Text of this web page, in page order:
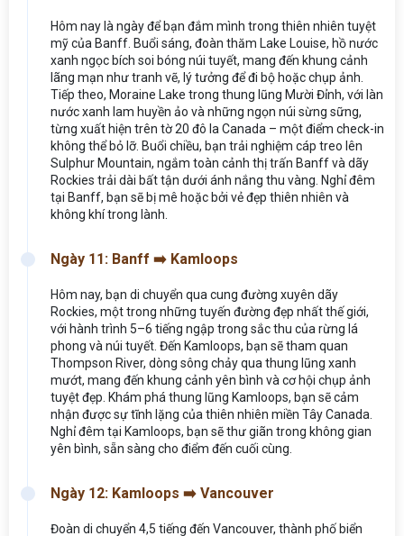
Hôm nay là ngày để bạn đắm mình trong thiên nhiên tuyệt
mỹ của Banff. Buổi sáng, đoàn thăm Lake Louise, hồ nước
xanh ngọc bích soi bóng núi tuyết, mang đến khung cảnh
lãng mạn như tranh vẽ, lý tưởng để đi bộ hoặc chụp ảnh.
Tiếp theo, Moraine Lake trong thung lũng Mười Đỉnh, với làn
nước xanh lam huyền ảo và những ngọn núi sừng sững,
từng xuất hiện trên tờ 20 đô la Canada – một điểm check-in
không thể bỏ lỡ. Buổi chiều, bạn trải nghiệm cáp treo lên
Sulphur Mountain, ngắm toàn cảnh thị trấn Banff và dãy
Rockies trải dài bất tận dưới ánh nắng thu vàng. Nghỉ đêm
tại Banff, bạn sẽ bị mê hoặc bởi vẻ đẹp thiên nhiên và
không khí trong lành.
Ngày 11: Banff ➡️ Kamloops
Hôm nay, bạn di chuyển qua cung đường xuyên dãy
Rockies, một trong những tuyến đường đẹp nhất thế giới,
với hành trình 5–6 tiếng ngập trong sắc thu của rừng lá
phong và núi tuyết. Đến Kamloops, bạn sẽ tham quan
Thompson River, dòng sông chảy qua thung lũng xanh
mướt, mang đến khung cảnh yên bình và cơ hội chụp ảnh
tuyệt đẹp. Khám phá thung lũng Kamloops, bạn sẽ cảm
nhận được sự tĩnh lặng của thiên nhiên miền Tây Canada.
Nghỉ đêm tại Kamloops, bạn sẽ thư giãn trong không gian
yên bình, sẵn sàng cho điểm đến cuối cùng.
Ngày 12: Kamloops ➡️ Vancouver
Đoàn di chuyển 4,5 tiếng đến Vancouver, thành phố biển